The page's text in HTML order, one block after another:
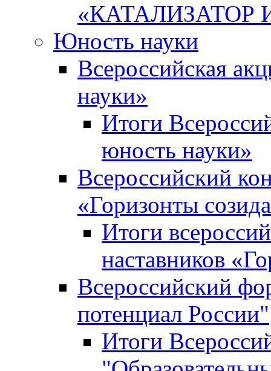
«КАТАЛИЗАТОР
Юность науки
Всероссийская
науки»
Итоги
юность науки»
Всероссийский
«Горизонты
Итоги
наставников
Всероссийский
потенциал России"
Итоги